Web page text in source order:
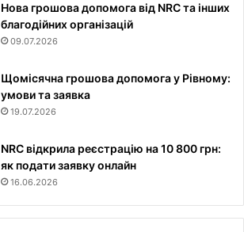
Нова грошова допомога від NRC та інших
благодійних організацій
09.07.2026
Щомісячна грошова допомога у Рівному:
умови та заявка
19.07.2026
NRC відкрила реєстрацію на 10 800 грн:
як подати заявку онлайн
16.06.2026